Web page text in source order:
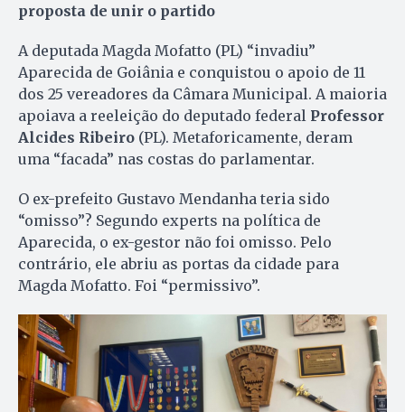
proposta de unir o partido
A deputada Magda Mofatto (PL) “invadiu”
Aparecida de Goiânia e conquistou o apoio de 11
dos 25 vereadores da Câmara Municipal. A maioria
apoiava a reeleição do deputado federal Professor
Alcides Ribeiro (PL). Metaforicamente, deram
uma “facada” nas costas do parlamentar.
O ex-prefeito Gustavo Mendanha teria sido
“omisso”? Segundo experts na política de
Aparecida, o ex-gestor não foi omisso. Pelo
contrário, ele abriu as portas da cidade para
Magda Mofatto. Foi “permissivo”.